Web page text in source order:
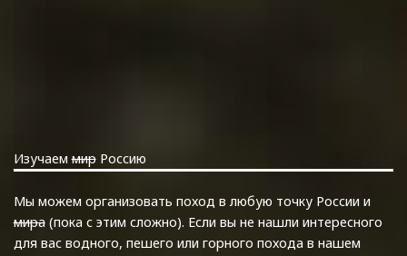
ИзучаеммирРоссию
Мы можем организовать поход в любую точку России и
мира(пока с этим сложно). Если вы не нашли интересного
для вас водного, пешего или горного похода в нашем